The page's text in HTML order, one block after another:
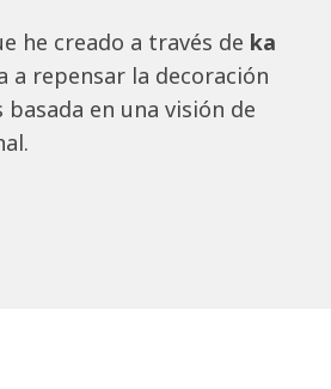
he creado a través de ka
a repensar la decoración
en una visión de